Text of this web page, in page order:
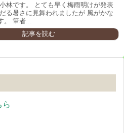
林です。 とても早く梅雨明けが発表
る暑さに見舞われましたが 風がかな
。 筆者...
記事を読む
ら